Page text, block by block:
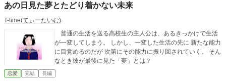
あの日見た夢とたどり着かない未来
T-time(てぃーたいむ)
普通の生活を送る高校生の主人公は、あるきっかけで生活
が一変してしまう。 しかし、一変した生活の先に 新たな能力
に目覚めるのだが 次第にその能力に振り回されていく。 そん
なとき彼が最後に見た「夢」とは？
恋愛 完結 長編